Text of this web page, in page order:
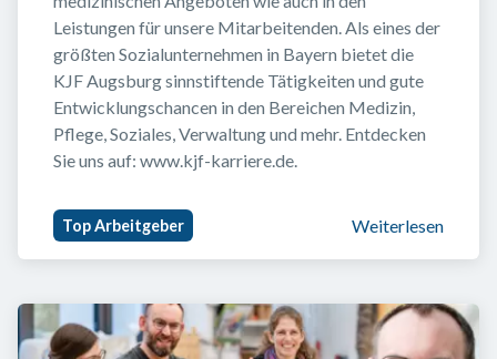
Leistungen für unsere Mitarbeitenden. Als eines der
größten Sozialunternehmen in Bayern bietet die
KJF Augsburg sinnstiftende Tätigkeiten und gute
Entwicklungschancen in den Bereichen Medizin,
Pflege, Soziales, Verwaltung und mehr. Entdecken
Sie uns auf: www.kjf-karriere.de.
Top Arbeitgeber Weiterlesen